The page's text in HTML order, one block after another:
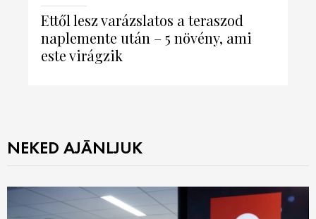
Ettől lesz varázslatos a teraszod
naplemente után – 5 növény, ami
este virágzik
NEKED AJÁNLJUK